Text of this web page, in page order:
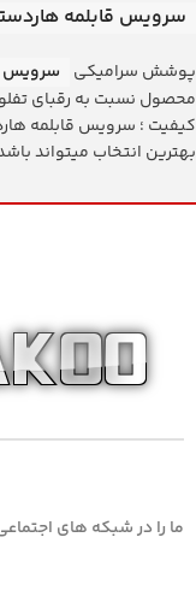
سرویس قابلمه
پوشش سرامیکی سرویس
محصول نسبت به رقبای
بهترین انتخاب میتواند
ما را در شبکه های